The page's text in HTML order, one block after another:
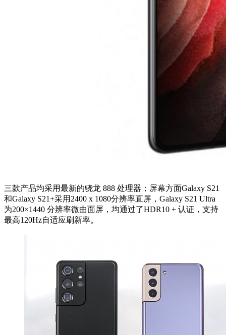
三款产品均采用最新的骁龙 888 处理器；屏幕方面Galaxy S21
和Galaxy S21+采用2400 x 1080分辨率直屏，Galaxy S21 Ultra
为200×1440 分辨率微曲面屏，均通过了HDR10 + 认证，支持
最高120Hz自适应刷新率。